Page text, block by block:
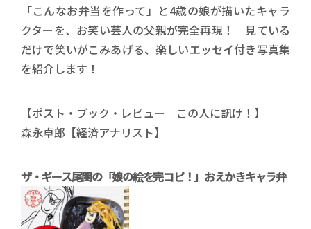
「こんなお弁当を作って」と4歳の娘が描いたキャラ
クターを、お笑い芸人の父親が完全再現！ 見ている
だけで笑いがこみあげる、楽しいエッセイ付き写真集
を紹介します！
【ポスト・ブック・レビュー この人に訊け！】
森永卓郎【経済アナリスト】
ザ・ギース尾関の「娘の絵を完コピ！」おえかきキャラ弁